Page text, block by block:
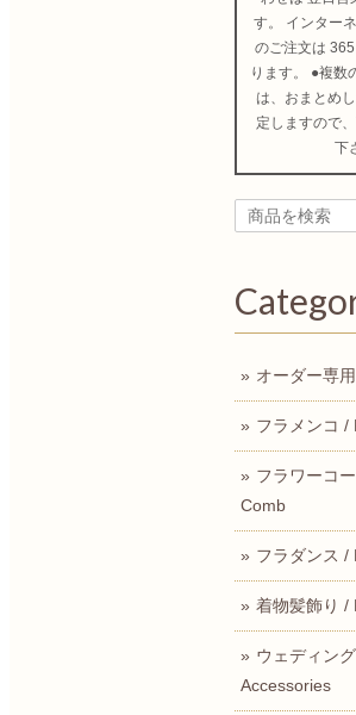
す。 インター
のご注文は
ります。 ●複数
は、おまとめ
定しますので
下
オーダー専
フラメンコ /
フラワーコ
Comb
フラダンス /
着物髪飾り /
ウェディン
Accessories